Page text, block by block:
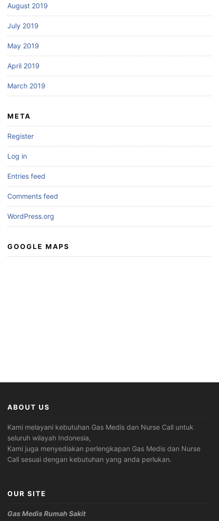
August 2019
July 2019
May 2019
April 2019
March 2019
META
Register
Log in
Entries feed
Comments feed
WordPress.org
GOOGLE MAPS
ABOUT US
Kami melayani kebutuhan Gas Medis dan Nurse Call untuk
seluruh wilayah Indonesia,
Kami juga menyediakan perlengkapan Gas Medis dan Nurse
Call sesuai dengan kebutuhan yang anda perlukan.
OUR SITE
Gas Medis Rumah Sakit